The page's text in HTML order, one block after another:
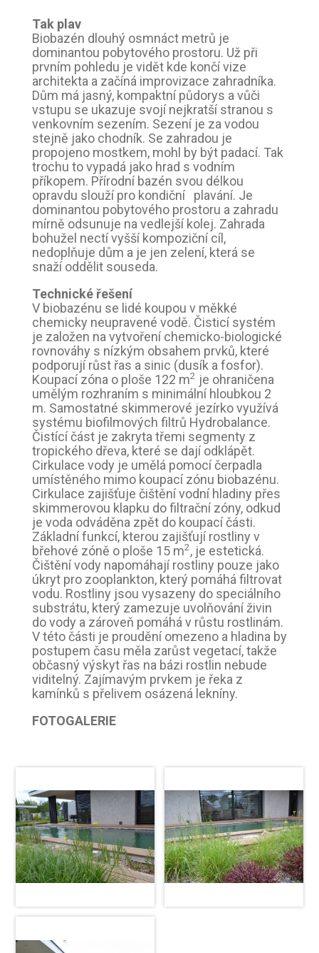
Tak plav
Biobazén dlouhý osmnáct metrů je
dominantou pobytového prostoru. Už při
prvním pohledu je vidět kde končí vize
architekta a začíná improvizace zahradníka.
Dům má jasný, kompaktní půdorys a vůči
vstupu se ukazuje svojí nejkratší stranou s
venkovním sezením. Sezení je za vodou
stejně jako chodník. Se zahradou je
propojeno mostkem, mohl by být padací. Tak
trochu to vypadá jako hrad s vodním
příkopem. Přírodní bazén svou délkou
opravdu slouží pro kondiční plavání. Je
dominantou pobytového prostoru a zahradu
mírně odsunuje na vedlejší kolej. Zahrada
bohužel nectí vyšší kompoziční cíl,
nedoplňuje dům a je jen zelení, která se
snaží oddělit souseda.
Technické řešení
V biobazénu se lidé koupou v měkké
chemicky neupravené vodě. Čisticí systém
je založen na vytvoření chemicko-biologické
rovnováhy s nízkým obsahem prvků, které
podporují růst řas a sinic (dusík a fosfor).
Koupací zóna o ploše 122 m2 je ohraničena
umělým rozhraním s minimální hloubkou 2
m. Samostatné skimmerové jezírko využívá
systému biofilmových filtrů Hydrobalance.
Čistící část je zakryta třemi segmenty z
tropického dřeva, které se dají odklápět.
Cirkulace vody je umělá pomocí čerpadla
umístěného mimo koupací zónu biobazénu.
Cirkulace zajišťuje čištění vodní hladiny přes
skimmerovou klapku do filtrační zóny, odkud
je voda odváděna zpět do koupací části.
Základní funkcí, kterou zajišťují rostliny v
břehové zóně o ploše 15 m2, je estetická.
Čištění vody napomáhají rostliny pouze jako
úkryt pro zooplankton, který pomáhá filtrovat
vodu. Rostliny jsou vysazeny do speciálního
substrátu, který zamezuje uvolňování živin
do vody a zároveň pomáhá v růstu rostlinám.
V této části je proudění omezeno a hladina by
postupem času měla zarůst vegetací, takže
občasný výskyt řas na bázi rostlin nebude
viditelný. Zajímavým prvkem je řeka z
kamínků s přelivem osázená lekníny.
FOTOGALERIE